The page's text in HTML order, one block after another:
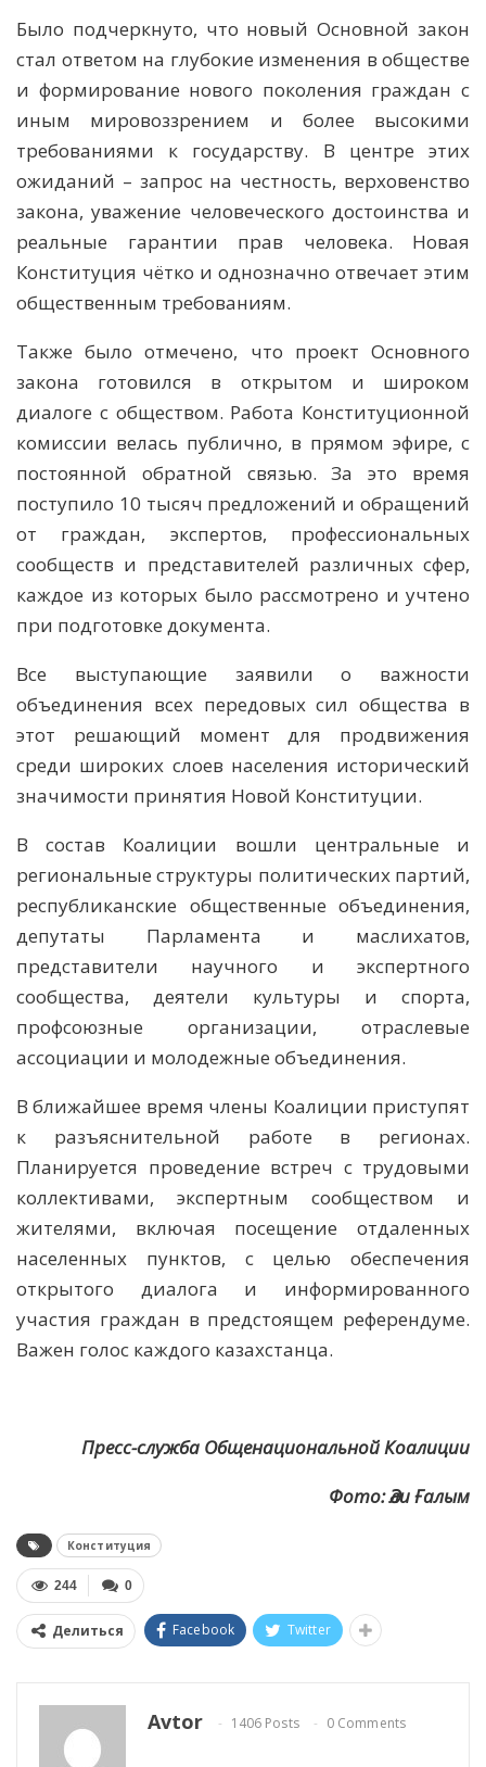
Было подчеркнуто, что новый Основной закон
стал ответом на глубокие изменения в обществе
и формирование нового поколения граждан с
иным мировоззрением и более высокими
требованиями к государству. В центре этих
ожиданий – запрос на честность, верховенство
закона, уважение человеческого достоинства и
реальные гарантии прав человека. Новая
Конституция чётко и однозначно отвечает этим
общественным требованиям.
Также было отмечено, что проект Основного
закона готовился в открытом и широком
диалоге с обществом. Работа Конституционной
комиссии велась публично, в прямом эфире, с
постоянной обратной связью. За это время
поступило 10 тысяч предложений и обращений
от граждан, экспертов, профессиональных
сообществ и представителей различных сфер,
каждое из которых было рассмотрено и учтено
при подготовке документа.
Все выступающие заявили о важности
объединения всех передовых сил общества в
этот решающий момент для продвижения
среди широких слоев населения исторический
значимости принятия Новой Конституции.
В состав Коалиции вошли центральные и
региональные структуры политических партий,
республиканские общественные объединения,
депутаты Парламента и маслихатов,
представители научного и экспертного
сообщества, деятели культуры и спорта,
профсоюзные организации, отраслевые
ассоциации и молодежные объединения.
В ближайшее время члены Коалиции приступят
к разъяснительной работе в регионах.
Планируется проведение встреч с трудовыми
коллективами, экспертным сообществом и
жителями, включая посещение отдаленных
населенных пунктов, с целью обеспечения
открытого диалога и информированного
участия граждан в предстоящем референдуме.
Важен голос каждого казахстанца.
Пресс-служба Общенациональной Коалиции
Фото:Әли Ғалым
Конституция
0
244
Делиться Facebook Twitter
Avtor 1406 Posts 0 Comments